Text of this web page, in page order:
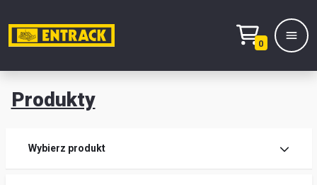
0
Produkty
Wybierz produkt